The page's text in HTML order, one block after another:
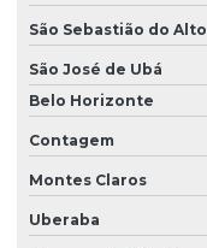
São Sebastião do Alto
São José de Ubá
Belo Horizonte
Contagem
Montes Claros
Uberaba